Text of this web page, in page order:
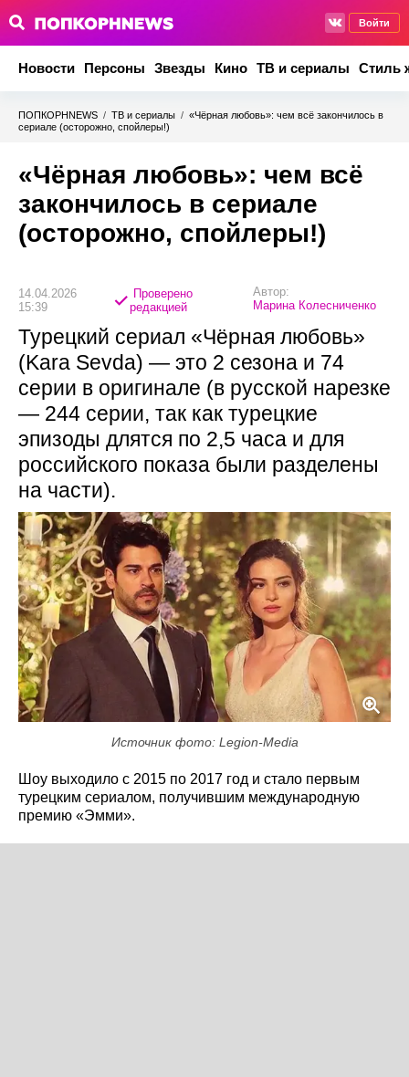
Войти
Новости Персоны Звезды Кино ТВ и сериалы Стиль
ПОПКОРНNEWS / ТВ и сериалы / «Чёрная любовь»: чем всё закончилось в
сериале (осторожно, спойлеры!)
«Чёрная любовь»: чем всё
закончилось в сериале
(осторожно, спойлеры!)
14.04.2026
15:39
Проверено
редакцией
Автор:
Марина Колесниченко
Турецкий сериал «Чёрная любовь»
(Kara Sevda) — это 2 сезона и 74
серии в оригинале (в русской нарезке
— 244 серии, так как турецкие
эпизоды длятся по 2,5 часа и для
российского показа были разделены
на части).
Источник фото: Legion-Media
Шоу выходило с 2015 по 2017 год и стало первым
турецким сериалом, получившим международную
премию «Эмми».